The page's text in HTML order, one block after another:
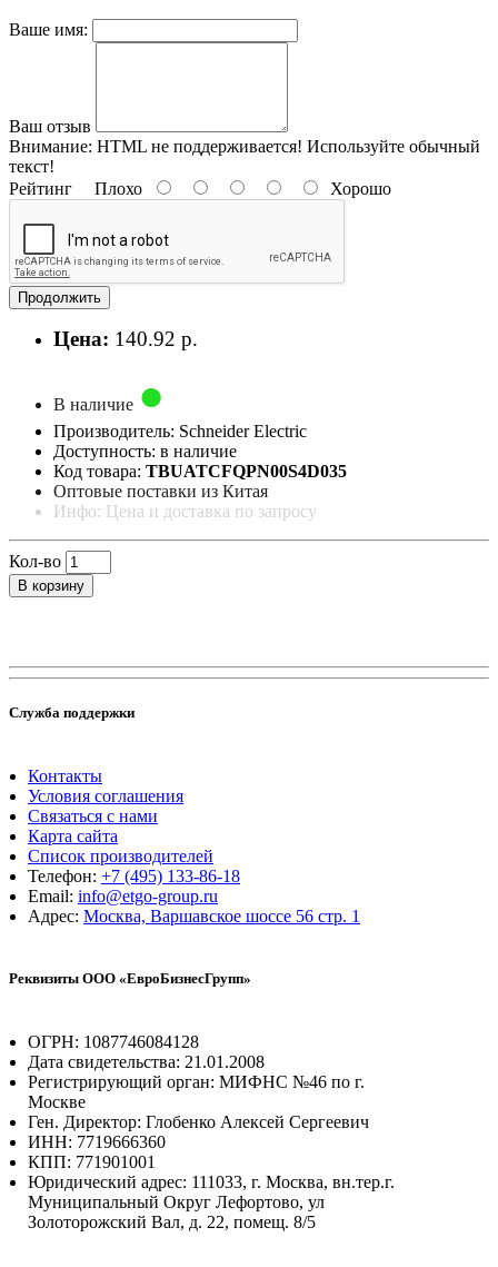
Ваше имя:
Ваш отзыв
Внимание: HTML не поддерживается! Используйте обычный
текст!
Рейтинг Плохо Хорошо
Продолжить
Цена: 140.92 р.
В наличие
Производитель: Schneider Electric
Доступность: в наличие
Код товара: TBUATCFQPN00S4D035
Оптовые поставки из Китая
Инфо: Цена и доставка по запросу
Кол-во
В корзину
Служба поддержки
Контакты
Условия соглашения
Связаться с нами
Карта сайта
Список производителей
Телефон: +7 (495) 133-86-18
Email: info@etgo-group.ru
Адрес: Москва, Варшавское шоссе 56 стр. 1
Реквизиты ООО «ЕвроБизнесГрупп»
ОГРН: 1087746084128
Дата свидетельства: 21.01.2008
Регистрирующий орган: МИФНС №46 по г.
Москве
Ген. Директор: Глобенко Алексей Сергеевич
ИНН: 7719666360
КПП: 771901001
Юридический адрес: 111033, г. Москва, вн.тер.г.
Муниципальный Округ Лефортово, ул
Золоторожский Вал, д. 22, помещ. 8/5